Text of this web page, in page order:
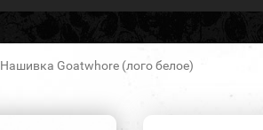
Нашивка Goatwhore (лого белое)